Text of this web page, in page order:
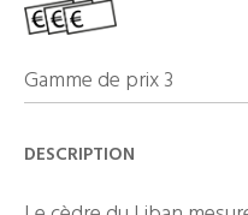
Gamme de prix 3
DESCRIPTION